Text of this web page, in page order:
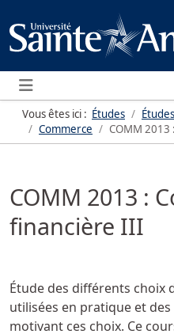
Menu
Vous êtes ici : Études
Commerce
COMM
COMM 2013 :
financière III
Étude des différents choix
utilisées en pratique et
motivant ces choix. Ce